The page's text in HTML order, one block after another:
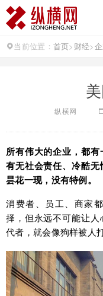
当前位置： 首页> 财经>
纵横网
所有伟大的企业，都
有无社会责任、冷酷
昙花一现，没有特例。
消费者、员工、商家
择，但永远不可能让
代者，就会像狗样被人打